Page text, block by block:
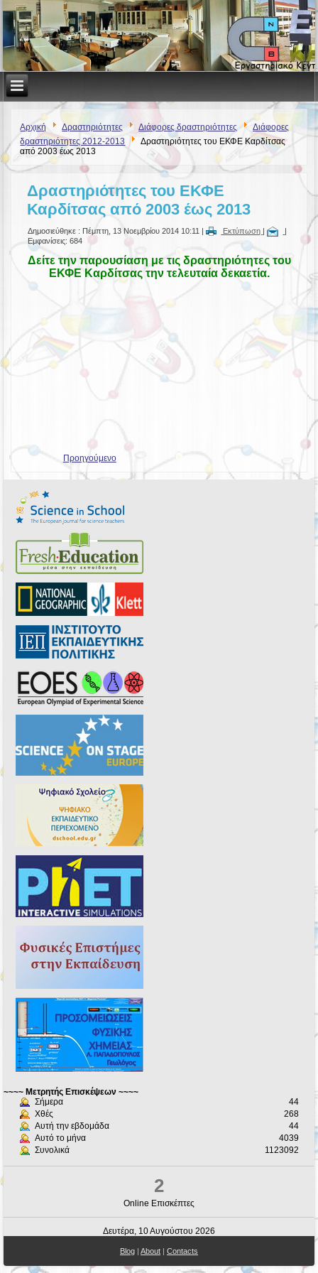
Αρχική Δραστηριότητες Διάφορες δραστηριότητες
Διάφορες
δραστηριότητες 2012-2013
Δραστηριότητες του ΕΚΦΕ Καρδίτσας
από 2003 έως 2013
Δραστηριότητες του ΕΚΦΕ
Καρδίτσας από 2003 έως 2013
Δημοσιεύθηκε : Πέμπτη, 13 Νοεμβρίου 2014 10:11 | Εκτύπωση |
|
Εμφανίσεις: 684
Δείτε την παρουσίαση με τις δραστηριότητες του
ΕΚΦΕ Καρδίτσας την τελευταία δεκαετία.
Προηγούμενο
~~~~ Μετρητής Επισκέψεων ~~~~
Σήμερα
44
Χθές
268
Αυτή την εβδομάδα
44
Αυτό το μήνα
4039
Συνολικά
1123092
2
Online Επισκέπτες
Δευτέρα, 10 Αυγούστου 2026
Blog | About | Contacts